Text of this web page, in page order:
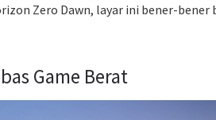
Zero Dawn, layar ini bener-bener
Game Berat